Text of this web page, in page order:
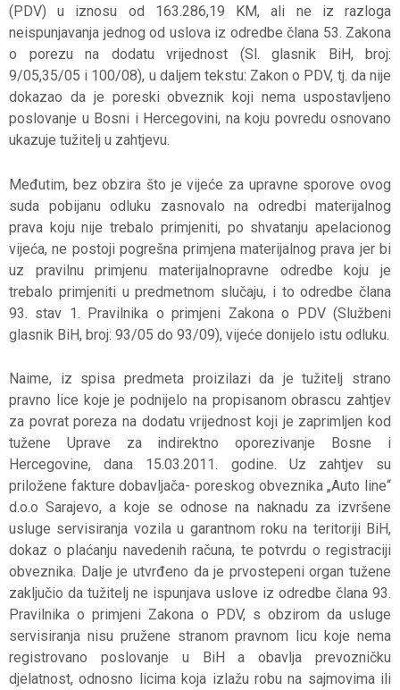
(PDV) u iznosu od 163.286,19 KM, ali ne iz razloga
neispunjavanja jednog od uslova iz odredbe člana 53. Zakona
o porezu na dodatu vrijednost (Sl. glasnik BiH, broj:
9/05,35/05 i 100/08), u daljem tekstu: Zakon o PDV, tj. da nije
dokazao da je poreski obveznik koji nema uspostavljeno
poslovanje u Bosni i Hercegovini, na koju povredu osnovano
ukazuje tužitelj u zahtjevu.
Međutim, bez obzira što je vijeće za upravne sporove ovog
suda pobijanu odluku zasnovalo na odredbi materijalnog
prava koju nije trebalo primjeniti, po shvatanju apelacionog
vijeća, ne postoji pogrešna primjena materijalnog prava jer bi
uz pravilnu primjenu materijalnopravne odredbe koju je
trebalo primjeniti u predmetnom slučaju, i to odredbe člana
93. stav 1. Pravilnika o primjeni Zakona o PDV (Službeni
glasnik BiH, broj: 93/05 do 93/09), vijeće donijelo istu odluku.
Naime, iz spisa predmeta proizilazi da je tužitelj strano
pravno lice koje je podnijelo na propisanom obrascu zahtjev
za povrat poreza na dodatu vrijednost koji je zaprimljen kod
tužene Uprave za indirektno oporezivanje Bosne i
Hercegovine, dana 15.03.2011. godine. Uz zahtjev su
priložene fakture dobavljača- poreskog obveznika „Auto line“
d.o.o Sarajevo, a koje se odnose na naknadu za izvršene
usluge servisiranja vozila u garantnom roku na teritoriji BiH,
dokaz o plaćanju navedenih računa, te potvrdu o registraciji
obveznika. Dalje je utvrđeno da je prvostepeni organ tužene
zaključio da tužitelj ne ispunjava uslove iz odredbe člana 93.
Pravilnika o primjeni Zakona o PDV, s obzirom da usluge
servisiranja nisu pružene stranom pravnom licu koje nema
registrovano poslovanje u BiH a obavlja prevozničku
djelatnost, odnosno licima koja izlažu robu na sajmovima ili